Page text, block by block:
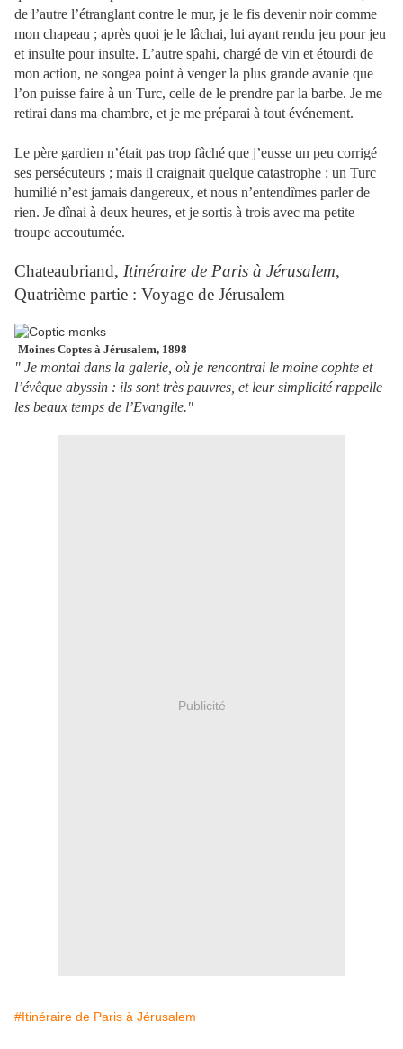
de l’autre l’étranglant contre le mur, je le fis devenir noir comme
mon chapeau ; après quoi je le lâchai, lui ayant rendu jeu pour jeu
et insulte pour insulte. L’autre spahi, chargé de vin et étourdi de
mon action, ne songea point à venger la plus grande avanie que
l’on puisse faire à un Turc, celle de le prendre par la barbe. Je me
retirai dans ma chambre, et je me préparai à tout événement.
Le père gardien n’était pas trop fâché que j’eusse un peu corrigé
ses persécuteurs ; mais il craignait quelque catastrophe : un Turc
humilié n’est jamais dangereux, et nous n’entendîmes parler de
rien. Je dînai à deux heures, et je sortis à trois avec ma petite
troupe accoutumée.
Chateaubriand, Itinéraire de Paris à Jérusalem,
Quatrième partie : Voyage de Jérusalem
Moines Coptes à Jérusalem, 1898
" Je montai dans la galerie, où je rencontrai le moine cophte et
l’évêque abyssin : ils sont très pauvres, et leur simplicité rappelle
les beaux temps de l’Evangile."
Publicité
#Itinéraire de Paris à Jérusalem